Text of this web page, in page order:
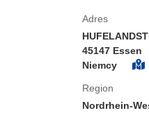
Adres
45147 Essen
Niemcy
Region
Nordrhein-